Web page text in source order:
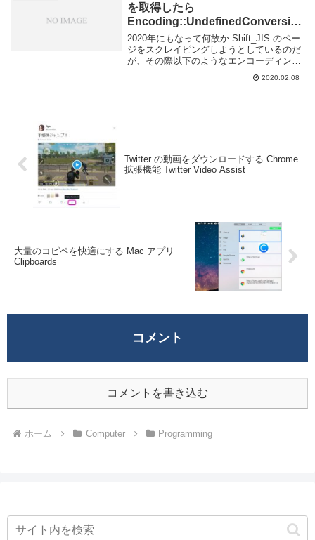
を取得したら
Encoding::UndefinedConversio
nError from Windows-31J to
UTF-8 と言われた
2020年にもなって何故か Shift_JIS のペー
ジをスクレイピングしようとしているのだ
が、その際以下のようなエンコーディング
に関するエラーが出てしまった。該当のソ
ースコードは以下のような感じ。Faraday
2020.02.08
Twitter の動画をダウンロードする Chrome
拡張機能 Twitter Video Assist
大量のコピペを快適にする Mac アプリ
Clipboards
コメント
コメントを書き込む
ホーム Computer Programming